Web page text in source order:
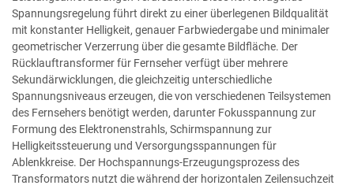
Spannungsregelung führt direkt zu einer überlegenen Bildqualität
mit konstanter Helligkeit, genauer Farbwiedergabe und minimaler
geometrischer Verzerrung über die gesamte Bildfläche. Der
Rücklauftransformer für Fernseher verfügt über mehrere
Sekundärwicklungen, die gleichzeitig unterschiedliche
Spannungsniveaus erzeugen, die von verschiedenen Teilsystemen
des Fernsehers benötigt werden, darunter Fokusspannung zur
Formung des Elektronenstrahls, Schirmspannung zur
Helligkeitssteuerung und Versorgungsspannungen für
Ablenkkreise. Der Hochspannungs-Erzeugungsprozess des
Transformators nutzt die während der horizontalen Zeilensuchzeit